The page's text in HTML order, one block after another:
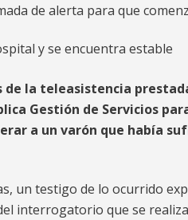
de alerta para que
y se encuentra estable
la teleasistencia
Gestión de Servicios
a un varón que había
un testigo de lo ocurrido
interrogatorio que se